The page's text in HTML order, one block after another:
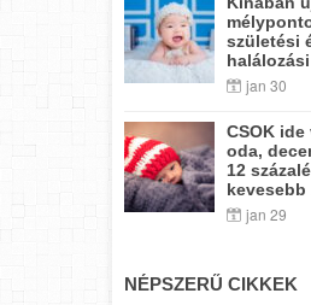
születési
halálozási
jan 30
CSOK ide
oda,
12
kevesebb
jan 29
NÉPSZERŰ CIKKEK